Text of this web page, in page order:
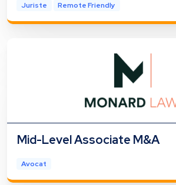
Juriste Remote Friendly
Mid-Level Associate M&A
Avocat